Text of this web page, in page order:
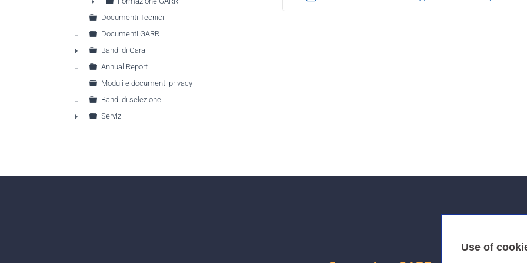
Use of
► Documenti Tecnici
Documenti GARR
►
Bandi di Gara
Annual Report
Moduli e documenti privacy
Bandi di selezione
Servizi